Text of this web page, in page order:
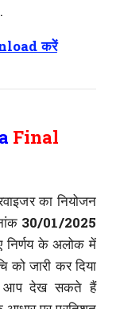
करें
Final
का नियोजन
30/01/2025
निर्णय के अलोक में
को जारी कर दिया
आप देख सकते हैं